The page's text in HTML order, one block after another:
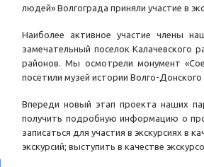
людей» Волгограда приняли участие в
Наиболее активное участие члены
замечательный поселок Калачевского
районов. Мы осмотрели монумент
посетили музей истории Волго-
Впереди новый этап проекта наших
получить подробную информацию о
записаться для участия в экскурсиях в
экскурсий; выступить в качестве